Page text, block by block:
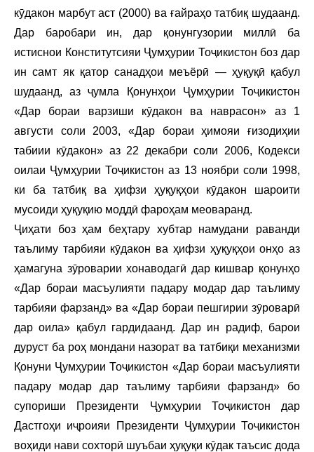
кӯдакон марбут аст (2000) ва ғайраҳо татбиқ шудаанд.
Дар баробари ин, дар қонунгузории миллӣ ба
истиснои Конститутсияи Ҷумҳурии Тоҷикистон боз дар
ин самт як қатор санадҳои меъёрӣ — ҳуқуқӣ қабул
шудаанд, аз ҷумла Қонунҳои Ҷумҳурии Тоҷикистон
«Дар бораи варзиши кӯдакон ва наврасон» аз 1
августи соли 2003, «Дар бораи ҳимояи ғизодиҳии
табиии кӯдакон» аз 22 декабри соли 2006, Кодекси
оилаи Ҷумҳурии Тоҷикистон аз 13 ноябри соли 1998,
ки ба татбиқ ва ҳифзи ҳуқуқҳои кӯдакон шароити
мусоиди ҳуқуқию моддӣ фароҳам меоваранд.
Ҷиҳати боз ҳам беҳтару хубтар намудани раванди
таълиму тарбияи кӯдакон ва ҳифзи ҳуқуқҳои онҳо аз
ҳамагуна зӯроварии хонаводагӣ дар кишвар қонунҳо
«Дар бораи масъулияти падару модар дар таълиму
тарбияи фарзанд» ва «Дар бораи пешгирии зӯроварӣ
дар оила» қабул гардидаанд. Дар ин радиф, барои
дуруст ба роҳ мондани назорат ва татбиқи механизми
Қонуни Ҷумҳурии Тоҷикистон «Дар бораи масъулияти
падару модар дар таълиму тарбияи фарзанд» бо
супориши Президенти Ҷумҳурии Тоҷикистон дар
Дастгоҳи иҷроияи Президенти Ҷумҳурии Тоҷикистон
воҳиди нави сохторӣ шуъбаи ҳуқуқи кӯдак таъсис дода